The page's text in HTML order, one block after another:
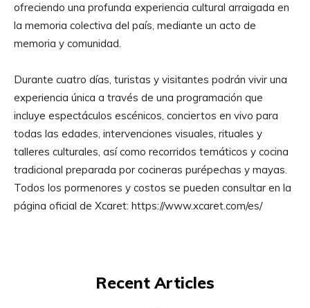
ofreciendo una profunda experiencia cultural arraigada en
la memoria colectiva del país, mediante un acto de
memoria y comunidad.
Durante cuatro días, turistas y visitantes podrán vivir una
experiencia única a través de una programación que
incluye espectáculos escénicos, conciertos en vivo para
todas las edades, intervenciones visuales, rituales y
talleres culturales, así como recorridos temáticos y cocina
tradicional preparada por cocineras purépechas y mayas.
Todos los pormenores y costos se pueden consultar en la
página oficial de Xcaret: https://www.xcaret.com/es/
Recent Articles